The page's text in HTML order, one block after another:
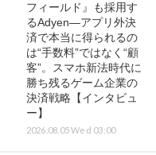
フィールド』も採用す
るAdyen―アプリ外決
済で本当に得られるの
は“手数料”ではなく“顧
客”。スマホ新法時代に
勝ち残るゲーム企業の
決済戦略【インタビュ
ー】
2026.08.05 Wed 03:00